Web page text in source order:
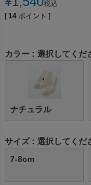
税込
[ 14 ポイント ]
カラー 選択してくだ
ナチュラル
サイズ
選択してくだ
7-8cm